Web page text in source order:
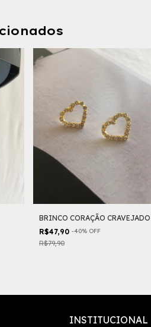
BRINCO CORAÇÃO CRAVEJADO
R$47,90 -40% OFF
R$79,90
INSTITUCIONAL